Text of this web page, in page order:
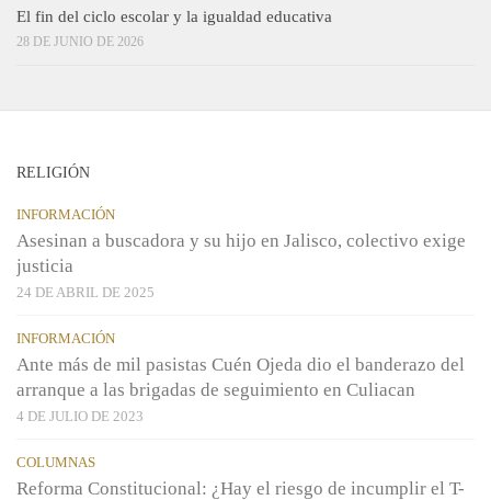
El fin del ciclo escolar y la igualdad educativa
28 DE JUNIO DE 2026
RELIGIÓN
INFORMACIÓN
Asesinan a buscadora y su hijo en Jalisco, colectivo exige
justicia
24 DE ABRIL DE 2025
INFORMACIÓN
Ante más de mil pasistas Cuén Ojeda dio el banderazo del
arranque a las brigadas de seguimiento en Culiacan
4 DE JULIO DE 2023
COLUMNAS
Reforma Constitucional: ¿Hay el riesgo de incumplir el T-